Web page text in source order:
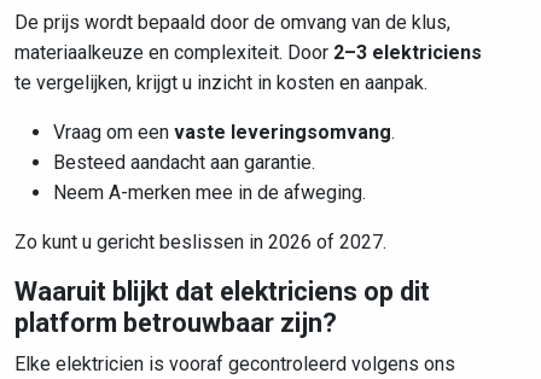
De prijs wordt bepaald door de omvang van de klus,
materiaalkeuze en complexiteit. Door 2–3 elektriciens
te vergelijken, krijgt u inzicht in kosten en aanpak.
Vraag om een vaste leveringsomvang.
Besteed aandacht aan garantie.
Neem A-merken mee in de afweging.
Zo kunt u gericht beslissen in 2026 of 2027.
Waaruit blijkt dat elektriciens op dit
platform betrouwbaar zijn?
Elke elektricien is vooraf gecontroleerd volgens ons